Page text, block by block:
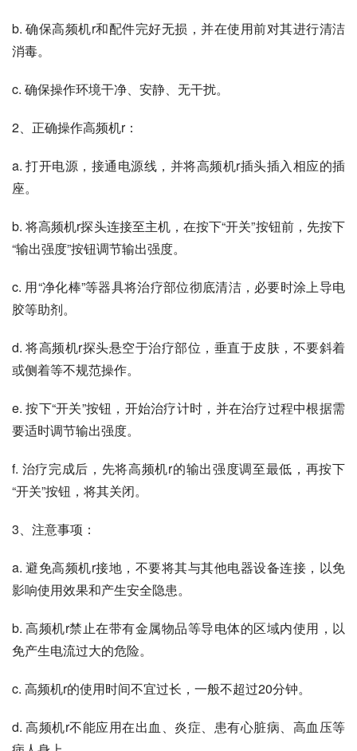
b. 确保高频机r和配件完好无损，并在使用前对其进行清洁
消毒。
c. 确保操作环境干净、安静、无干扰。
2、正确操作高频机r：
a. 打开电源，接通电源线，并将高频机r插头插入相应的插
座。
b. 将高频机r探头连接至主机，在按下“开关”按钮前，先按下
“输出强度”按钮调节输出强度。
c. 用“净化棒”等器具将治疗部位彻底清洁，必要时涂上导电
胶等助剂。
d. 将高频机r探头悬空于治疗部位，垂直于皮肤，不要斜着
或侧着等不规范操作。
e. 按下“开关”按钮，开始治疗计时，并在治疗过程中根据需
要适时调节输出强度。
f. 治疗完成后，先将高频机r的输出强度调至最低，再按下
“开关”按钮，将其关闭。
3、注意事项：
a. 避免高频机r接地，不要将其与其他电器设备连接，以免
影响使用效果和产生安全隐患。
b. 高频机r禁止在带有金属物品等导电体的区域内使用，以
免产生电流过大的危险。
c. 高频机r的使用时间不宜过长，一般不超过20分钟。
d. 高频机r不能应用在出血、炎症、患有心脏病、高血压等